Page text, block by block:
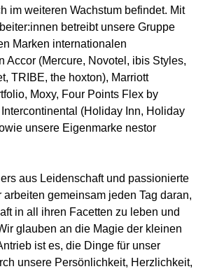
im weiteren Wachstum befindet. Mit
betreibt unsere Gruppe
Marken internationalen
Accor (Mercure, Novotel, ibis Styles,
TRIBE, the hoxton), Marriott
Moxy, Four Points Flex by
(Holiday Inn, Holiday
unsere Eigenmarke nestor
aus Leidenschaft und passionierte
arbeiten gemeinsam jeden Tag daran,
in all ihren Facetten zu leben und
glauben an die Magie der kleinen
ist es, die Dinge für unser
unsere Persönlichkeit, Herzlichkeit,